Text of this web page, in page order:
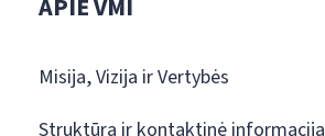
APIE VMI
Misija, Vizija ir Vertybės
Struktūra ir kontaktinė informacija